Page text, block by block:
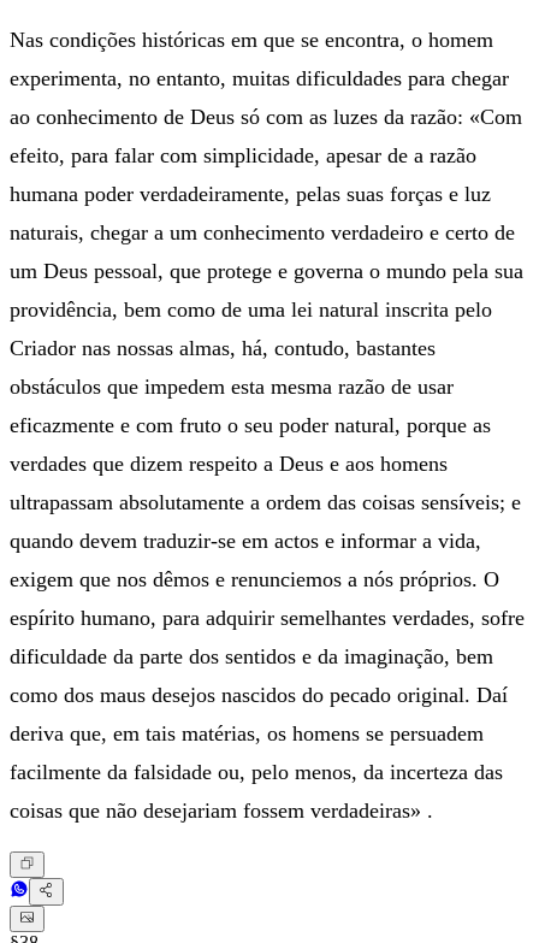
Nas condições históricas em que se encontra, o homem
experimenta, no entanto, muitas dificuldades para chegar
ao conhecimento de Deus só com as luzes da razão: «Com
efeito, para falar com simplicidade, apesar de a razão
humana poder verdadeiramente, pelas suas forças e luz
naturais, chegar a um conhecimento verdadeiro e certo de
um Deus pessoal, que protege e governa o mundo pela sua
providência, bem como de uma lei natural inscrita pelo
Criador nas nossas almas, há, contudo, bastantes
obstáculos que impedem esta mesma razão de usar
eficazmente e com fruto o seu poder natural, porque as
verdades que dizem respeito a Deus e aos homens
ultrapassam absolutamente a ordem das coisas sensíveis; e
quando devem traduzir-se em actos e informar a vida,
exigem que nos dêmos e renunciemos a nós próprios. O
espírito humano, para adquirir semelhantes verdades, sofre
dificuldade da parte dos sentidos e da imaginação, bem
como dos maus desejos nascidos do pecado original. Daí
deriva que, em tais matérias, os homens se persuadem
facilmente da falsidade ou, pelo menos, da incerteza das
coisas que não desejariam fossem verdadeiras» .